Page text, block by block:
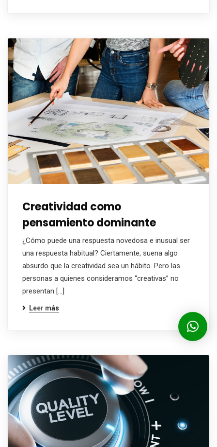
Creatividad como
pensamiento dominante
¿Cómo puede una respuesta novedosa e inusual ser
una respuesta habitual? Ciertamente, suena algo
absurdo que la creatividad sea un hábito. Pero las
personas a quienes consideramos “creativas” no
presentan […]
Leer más